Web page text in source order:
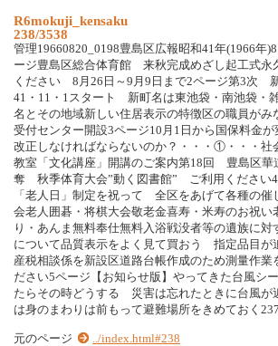
R6mokuji_kensaku
238/3538
管理19660820_0198豊島区広報昭和41年(1966年
ージ豊島区総合体育館 来秋完成めざし起工式永
ください 8月26日～9月9日まで2ページ第3次
41・11・1スタート 新町名は東池袋・南池袋・
名とその地域新しい住居表示の特徴区の職員がみ
受付センター開設3ページ10月1日から国保料金
改正しなければならないのか？・・・①・・・
教室「文化講座」開講のご案内第18回 豊島区
奪 秋季体育大会”動く図書館” ご利用ください
「老人日」制定を祝って 全区をあげて各種の催
会老人囲碁・将棋大会敬老金喜寿・米寿のお祝い
り・あんま無料奉仕無料入浴戦没者等の遺族に対
について品質表示をよく見て買おう 指定品目が
産税相談係を新設区道路台帳作成のため測量作
ださい5ページ【お知らせ版】やってきた台風シ
たらその時どうする 災害は忘れたときに台風が
は身のまわりは前もって避難場所をきめておく237
元のページ ../index.html#238